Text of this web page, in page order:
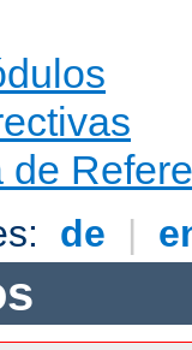
de
de |